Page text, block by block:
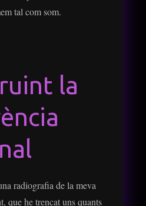
tal com som.
la
radiografia de la meva
que he trencat uns quants